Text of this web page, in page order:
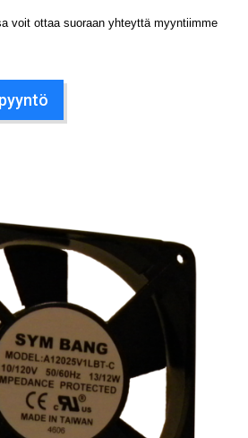
voit ottaa suoraan yhteyttä myyntiimme